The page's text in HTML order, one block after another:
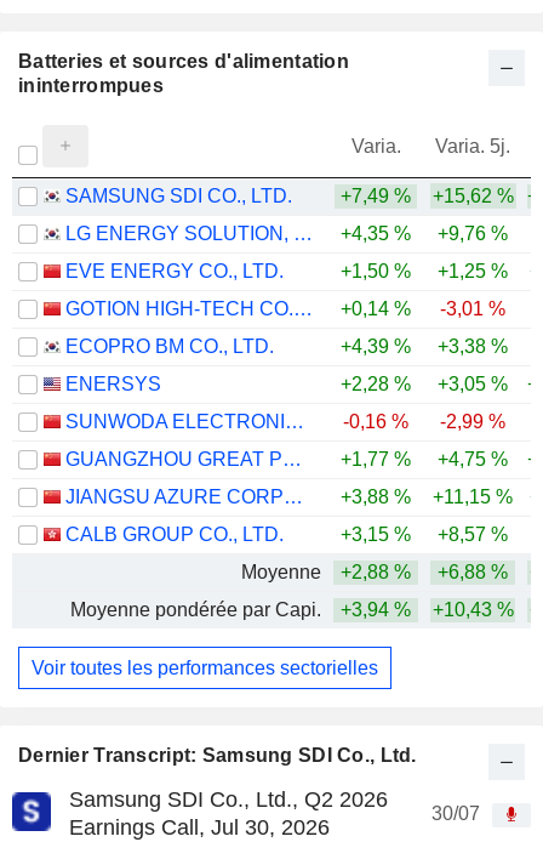
Dernier Transcript: Samsung SDI Co., Ltd.
Samsung SDI Co., Ltd., Q2 2026
Earnings Call, Jul 30, 2026
30/07
Batteries et sources d'alimentation
ininterrompues
Varia. Varia. 5j.
SAMSUNG SDI CO., LTD. +7,49 % +15,62 %
LG ENERGY SOLUTION, LTD.
+4,35 % +9,76 %
EVE ENERGY CO., LTD.
+1,50 % +1,25 %
GOTION HIGH-TECH CO.,LTD.
+0,14 % -3,01 %
ECOPRO BM CO., LTD.
+4,39 % +3,38 %
ENERSYS
+2,28 % +3,05 %
SUNWODA ELECTRONIC CO.,LTD
-0,16 % -2,99 %
GUANGZHOU GREAT POWER ENERGY AND TECHNOLOGY CO., LTD
+1,77 % +4,75 %
JIANGSU AZURE CORPORATION
+3,88 % +11,15 %
CALB GROUP CO., LTD.
+3,15 % +8,57 %
Moyenne
+2,88 % +6,88 %
Moyenne pondérée par Capi.
+3,94 % +10,43 %
Voir toutes les performances sectorielles